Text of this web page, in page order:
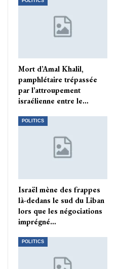
Mort d’Amal Khalil,
pamphlétaire trépassée
par l’attroupement
israélienne entre le…
POLITICS
Israël mène des frappes
là-dedans le sud du Liban
lors que les négociations
imprégné…
POLITICS